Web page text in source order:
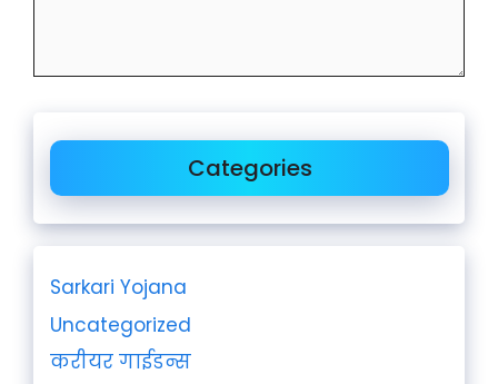
Categories
Sarkari Yojana
Uncategorized
करीयर गाईडन्स